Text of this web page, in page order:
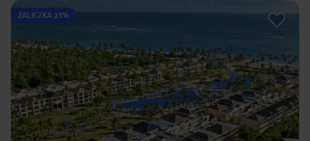
ZALICZKA 25%